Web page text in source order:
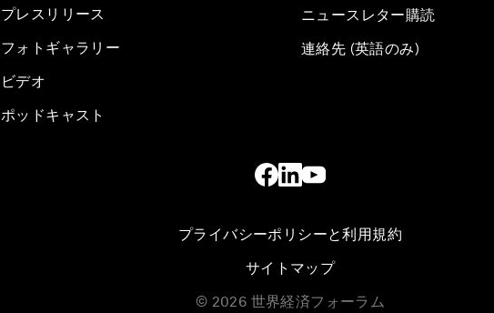
プレスリリース
フォトギャラリー
ビデオ
ポッドキャスト
ニュースレター購読
連絡先 (英語のみ)
プライバシーポリシーと利用規約
サイトマップ
© 2026 世界経済フォーラム